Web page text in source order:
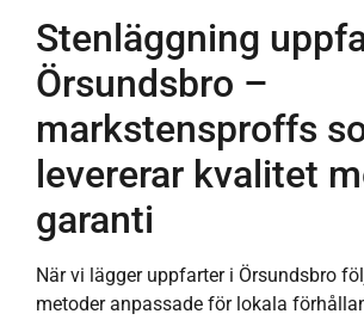
Stenläggning
Örsundsbro –
markstensproffs
levererar kvalitet
garanti
När vi lägger uppfarter i Örsundsbro
metoder anpassade för lokala